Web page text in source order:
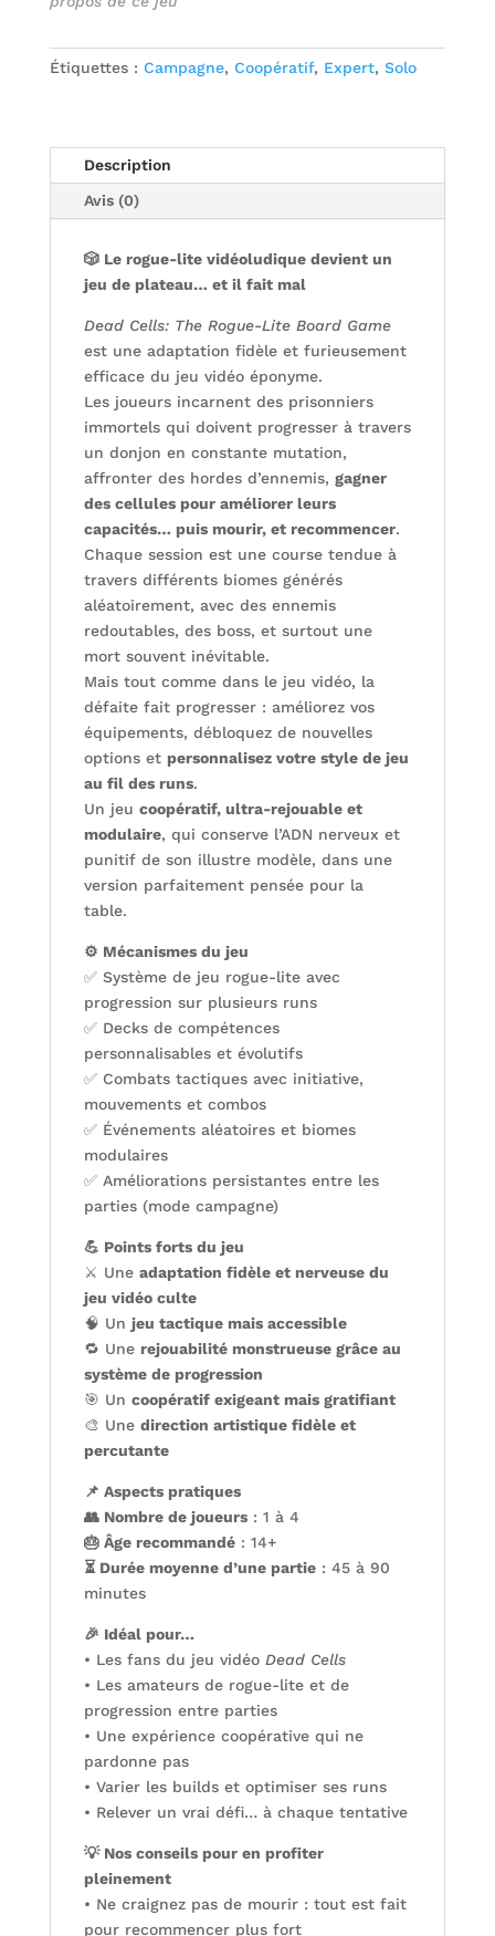
Étiquettes : Campagne, Coopératif, Expert, Solo
Description
Avis (0)
🎲 Le rogue-lite vidéoludique devient un
jeu de plateau… et il fait mal
Dead Cells: The Rogue-Lite Board Game
est une adaptation fidèle et furieusement
efficace du jeu vidéo éponyme.
Les joueurs incarnent des prisonniers
immortels qui doivent progresser à travers
un donjon en constante mutation,
affronter des hordes d’ennemis, gagner
des cellules pour améliorer leurs
capacités… puis mourir, et recommencer.
Chaque session est une course tendue à
travers différents biomes générés
aléatoirement, avec des ennemis
redoutables, des boss, et surtout une
mort souvent inévitable.
Mais tout comme dans le jeu vidéo, la
défaite fait progresser : améliorez vos
équipements, débloquez de nouvelles
options et personnalisez votre style de jeu
au fil des runs.
Un jeu coopératif, ultra-rejouable et
modulaire, qui conserve l’ADN nerveux et
punitif de son illustre modèle, dans une
version parfaitement pensée pour la
table.
⚙️ Mécanismes du jeu
✅ Système de jeu rogue-lite avec
progression sur plusieurs runs
✅ Decks de compétences
personnalisables et évolutifs
✅ Combats tactiques avec initiative,
mouvements et combos
✅ Événements aléatoires et biomes
modulaires
✅ Améliorations persistantes entre les
parties (mode campagne)
💪 Points forts du jeu
⚔️ Une adaptation fidèle et nerveuse du
jeu vidéo culte
🧠 Un jeu tactique mais accessible
🔁 Une rejouabilité monstrueuse grâce au
système de progression
🎯 Un coopératif exigeant mais gratifiant
🎨 Une direction artistique fidèle et
percutante
📌 Aspects pratiques
👥 Nombre de joueurs: 1 à 4
🎂 Âge recommandé: 14+
⏳ Durée moyenne d’une partie: 45 à 90
minutes
🎉 Idéal pour…
• Les fans du jeu vidéo Dead Cells
• Les amateurs de rogue-lite et de
progression entre parties
• Une expérience coopérative qui ne
pardonne pas
• Varier les builds et optimiser ses runs
• Relever un vrai défi… à chaque tentative
💡 Nos conseils pour en profiter
pleinement
• Ne craignez pas de mourir : tout est fait
pour recommencer plus fort